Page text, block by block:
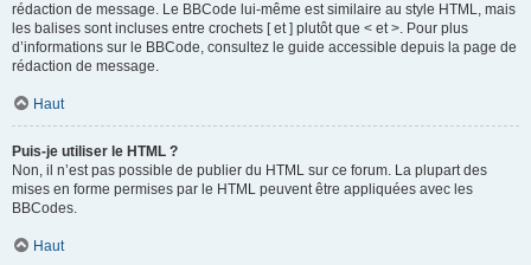
rédaction de message. Le BBCode lui-même est similaire au style HTML, mais
les balises sont incluses entre crochets [ et ] plutôt que < et >. Pour plus
d’informations sur le BBCode, consultez le guide accessible depuis la page de
rédaction de message.
Haut
Puis-je utiliser le HTML ?
Non, il n’est pas possible de publier du HTML sur ce forum. La plupart des
mises en forme permises par le HTML peuvent être appliquées avec les
BBCodes.
Haut